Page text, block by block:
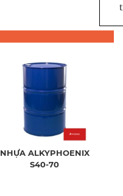
NHỰA ALKYPHOENIX
S40-70